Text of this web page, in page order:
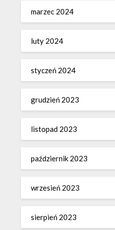
marzec 2024
luty 2024
styczeń 2024
grudzień 2023
listopad 2023
październik 2023
wrzesień 2023
sierpień 2023